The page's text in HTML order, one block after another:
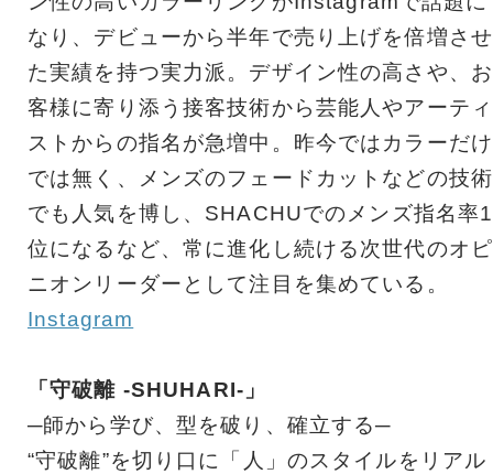
なり、デビューから半年で売り上げを倍増させ
た実績を持つ実力派。デザイン性の高さや、お
客様に寄り添う接客技術から芸能人やアーティ
ストからの指名が急増中。昨今ではカラーだけ
では無く、メンズのフェードカットなどの技術
でも人気を博し、SHACHUでのメンズ指名率1
位になるなど、常に進化し続ける次世代のオピ
ニオンリーダーとして注目を集めている。
Instagram
「守破離 -SHUHARI-」
─師から学び、型を破り、確立する─
“守破離”を切り口に「人」のスタイルをリアル